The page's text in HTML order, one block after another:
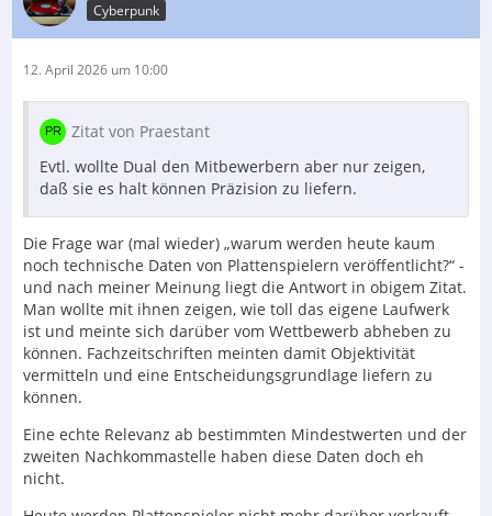
Cyberpunk
12. April 2026 um 10:00
Zitat von Praestant
Evtl. wollte Dual den Mitbewerbern aber nur zeigen,
daß sie es halt können Präzision zu liefern.
Die Frage war (mal wieder) „warum werden heute kaum
noch technische Daten von Plattenspielern veröffentlicht?“ -
und nach meiner Meinung liegt die Antwort in obigem Zitat.
Man wollte mit ihnen zeigen, wie toll das eigene Laufwerk
ist und meinte sich darüber vom Wettbewerb abheben zu
können. Fachzeitschriften meinten damit Objektivität
vermitteln und eine Entscheidungsgrundlage liefern zu
können.
Eine echte Relevanz ab bestimmten Mindestwerten und der
zweiten Nachkommastelle haben diese Daten doch eh
nicht.